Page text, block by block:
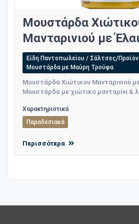
Μουστάρδα
Μανταρινιού με
Είδη Παντοπωλείου / Σάλτσες/
Μουστάρδα με Μαύρη Τρούφα
Μουστάρδα Χιώτικου Μανταρινιού
Μουστάρδα με χιώτικο μανταρίνι &
Χαρακτηριστικά
Παραδοσιακά
Περισσότερα